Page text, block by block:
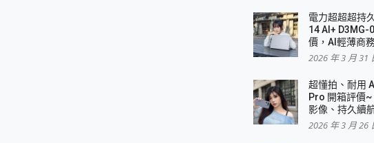
器一鍵去除人聲 人聲 音樂分離 2024 消除人聲推薦
AnyGo 魔物獵人 Now飛人 ios教學 不出門也可以到處走
設備 充好充滿 CUKTECH 酷態科 300W 微型充電站 開箱 評測
EaseUS Data Recovery Wizard Free 18.0.0 業界最好的資料救援軟體
電力超超超持
14 AI+ D3MG-
價，AI輕薄商
2026 年 3 月 31
超懂拍、耐用
Pro 開箱評價
影像、持久續
2026 年 3 月 26